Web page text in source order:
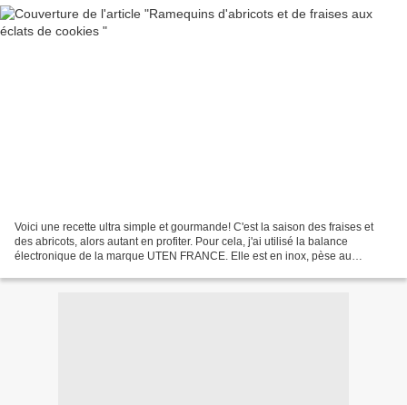
Voici une recette ultra simple et gourmande! C'est la saison des fraises et
des abricots, alors autant en profiter. Pour cela, j'ai utilisé la balance
électronique de la marque UTEN FRANCE. Elle est en inox, pèse au